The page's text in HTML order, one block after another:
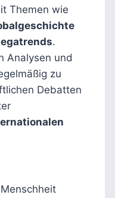
Themen wie
.
Analysen und
zu
Debatten